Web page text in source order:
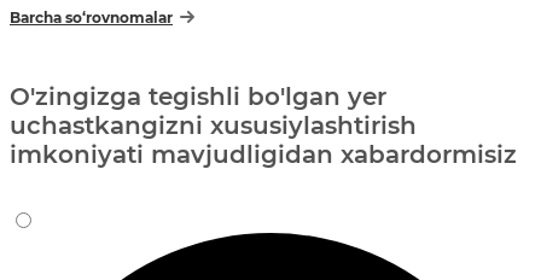
Barcha so‘rovnomalar
O'zingizga tegishli bo'lgan yer
uchastkangizni xususiylashtirish
imkoniyati mavjudligidan xabardormisiz